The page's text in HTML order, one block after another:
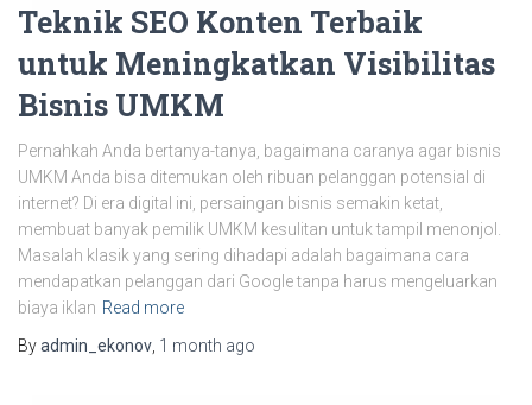
Teknik SEO Konten Terbaik
untuk Meningkatkan Visibilitas
Bisnis UMKM
Pernahkah Anda bertanya-tanya, bagaimana caranya agar bisnis
UMKM Anda bisa ditemukan oleh ribuan pelanggan potensial di
internet? Di era digital ini, persaingan bisnis semakin ketat,
membuat banyak pemilik UMKM kesulitan untuk tampil menonjol.
Masalah klasik yang sering dihadapi adalah bagaimana cara
mendapatkan pelanggan dari Google tanpa harus mengeluarkan
biaya iklan Read more
Byadmin_ekonov 1 month ago